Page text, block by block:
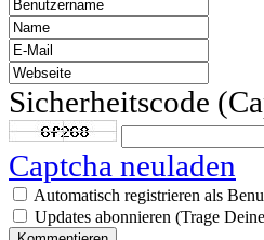
Sicherheitscode
Captcha neuladen
Automatisch registrieren als
Updates abonnieren (Trage